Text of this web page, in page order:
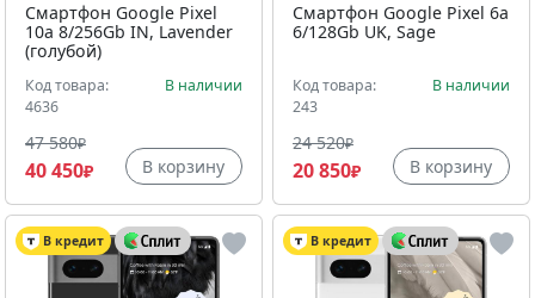
Смартфон Google Pixel
10a 8/256Gb IN, Lavender
(голубой)
Код товара:
4636
В наличии
47 580₽
40 450₽ В корзину
Смартфон Google Pixel 6a
6/128Gb UK, Sage
Код товара:
243
В наличии
24 520₽
20 850₽ В корзину
В кредит В кредит